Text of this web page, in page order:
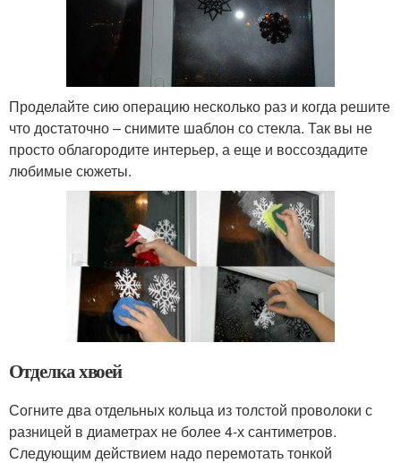
Проделайте сию операцию несколько раз и когда решите
что достаточно – снимите шаблон со стекла. Так вы не
просто облагородите интерьер, а еще и воссоздадите
любимые сюжеты.
Отделка хвоей
Согните два отдельных кольца из толстой проволоки с
разницей в диаметрах не более 4-х сантиметров.
Следующим действием надо перемотать тонкой